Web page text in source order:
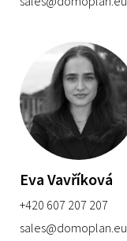
Eva Vavříková
+420 607 207 207
sales@domoplan.eu